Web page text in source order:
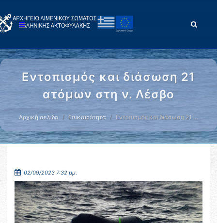
Εντοπισμός και διάσωση 21
ατόμων στη ν. Λέσβο
Αρχική σελίδα Επικαιρότητα Εντοπισμός και διάσωση 21 …
02/09/2023 7:32 μμ.